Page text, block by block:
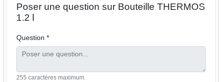
Poser une question sur Bouteille THERMOS
1.2 l
Question *
255 caractères maximum.